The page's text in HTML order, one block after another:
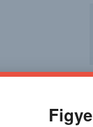
Meteorológus